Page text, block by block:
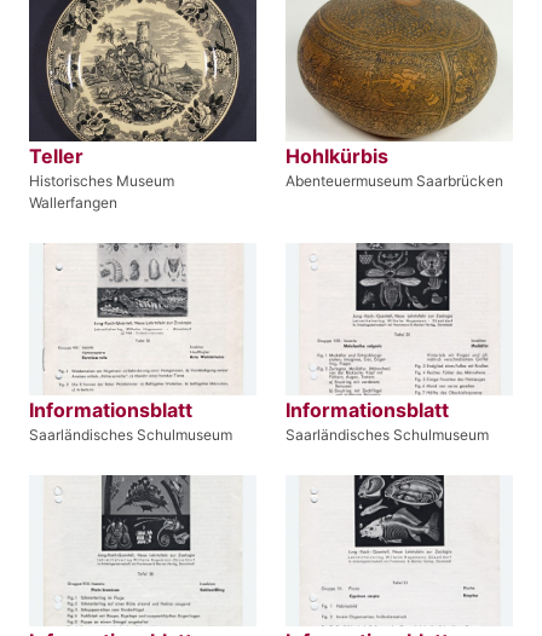
Teller
Historisches Museum
Wallerfangen
Hohlkürbis
Abenteuermuseum Saarbrücken
Informationsblatt
Saarländisches Schulmuseum
Informationsblatt
Saarländisches Schulmuseum